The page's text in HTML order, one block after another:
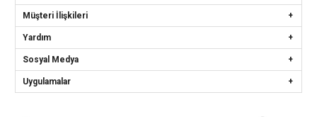
Müşteri İlişkileri
Yardım
Sosyal Medya
Uygulamalar